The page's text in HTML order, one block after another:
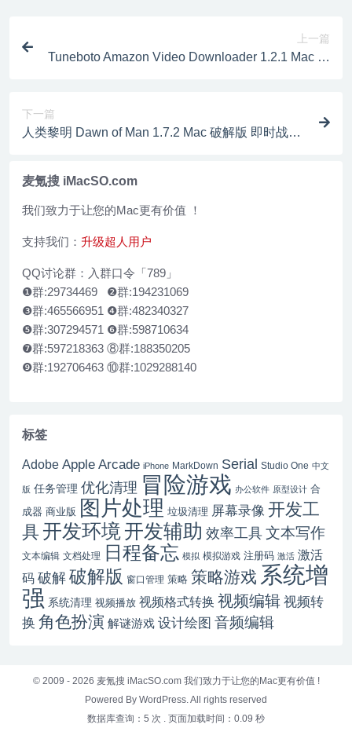
上一篇
Tuneboto Amazon Video Downloader 1.2.1 Mac 破
下一篇
人类黎明 Dawn of Man 1.7.2 Mac 破解版 即时战略
麦氪搜 iMacSO.com
我们致力于让您的Mac更有价值 ！
支持我们： 升级超人用户
QQ讨论群：入群口令「789」
❶群:29734469 ❷群:194231069
❸群:465566951 ❹群:482340327
❺群:307294571 ❻群:598710634
❼群:597218363 ⑧群:188350205
❾群:192706463 ⑩群:1029288140
标签
Adobe Apple Arcade iPhone MarkDown Serial Studio One 中文
版 任务管理 优化清理 冒险游戏 办公软件 原型设计 合
成器 商业版 图片处理 垃圾清理 屏幕录像 开发工
具 开发环境开发辅助 效率工具 文本写作
文本编辑 文档处理 日程备忘 模拟 模拟游戏 注册码 激活 激活
码 破解破解版 窗口管理 策略 策略游戏 系统增
强 系统清理 视频播放 视频格式转换 视频编辑 视频转
换 角色扮演 解谜游戏 设计绘图 音频编辑
© 2009 - 2026 麦氪搜 iMacSO.com 我们致力于让您的Mac更有价值 !
Powered By WordPress. All rights reserved
数据库查询：5 次 . 页面加载时间：0.09 秒